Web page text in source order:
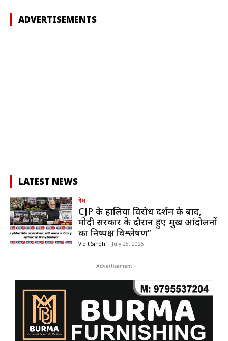
ADVERTISEMENTS
LATEST NEWS
देश
CJP के हालिया विरोध प्रदर्शन के बाद,
मोदी सरकार के दौरान हुए प्रमुख आंदोलनों
का निष्पक्ष विश्लेषण”
Vidit Singh - July 26, 2026
- Advertisement -